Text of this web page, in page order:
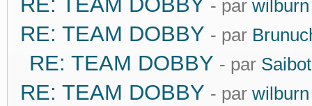
- par wilburn
RE: TEAM DOBBY - par
RE: TEAM DOBBY - par Saibot
RE: TEAM DOBBY - par wilburn